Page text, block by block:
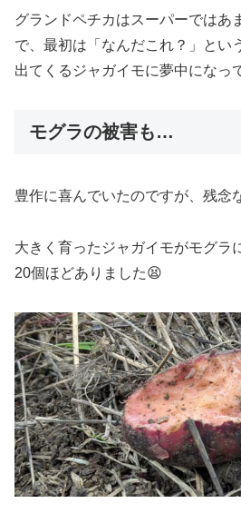
グランドペチカはスーパーではあ
で、最初は「なんだこれ？」とい
出てくるジャガイモに夢中になっ
モグラの被害も…
豊作に喜んでいたのですが、残念
大きく育ったジャガイモがモグラ
20個ほどありました😫